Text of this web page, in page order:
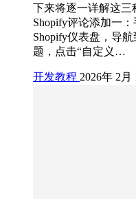
下来将逐一详解这三
Shopify评论添加一
Shopify仪表盘，导
题，点击“自定义…
开发教程 2026年 2月